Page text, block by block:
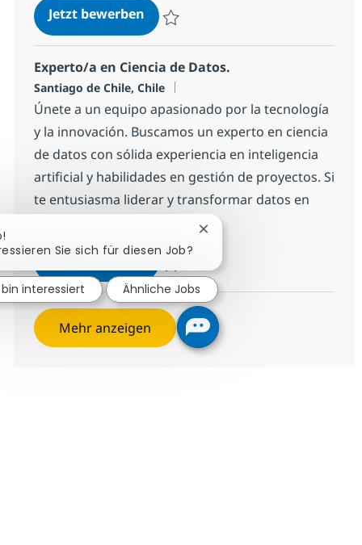
Jetzt bewerbenData Scientist
Experto/a en Ciencia de Datos.
Standort
Santiago de Chile, Chile
Únete a un equipo apasionado por la tecnología
y la innovación. Buscamos un experto en ciencia
de datos con sólida experiencia en inteligencia
artificial y habilidades en gestión de proyectos. Si
te entusiasma liderar y transformar datos en
Jetzt bewerbenExperto/a en Ciencia de Datos.
Speichern Experto/a en Ciencia de Datos.
Mehr anzeigen
Sie sich für diesen Job?
Chatbot-Benachrichtigung
interessiert Ähnliche Jobs